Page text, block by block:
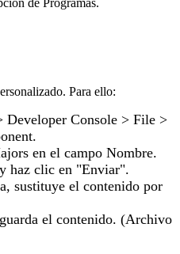
de Programas.
Para ello:
Console > File >
en el campo Nombre.
haz clic en "Enviar".
sustituye el contenido por
el contenido. (Archivo